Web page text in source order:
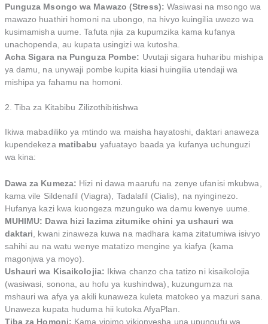
Punguza Msongo wa Mawazo (Stress): Wasiwasi na msongo wa
mawazo huathiri homoni na ubongo, na hivyo kuingilia uwezo wa
kusimamisha uume. Tafuta njia za kupumzika kama kufanya
unachopenda, au kupata usingizi wa kutosha.
Acha Sigara na Punguza Pombe: Uvutaji sigara huharibu mishipa
ya damu, na unywaji pombe kupita kiasi huingilia utendaji wa
mishipa ya fahamu na homoni.
2. Tiba za Kitabibu Zilizothibitishwa
Ikiwa mabadiliko ya mtindo wa maisha hayatoshi, daktari anaweza
kupendekeza matibabu yafuatayo baada ya kufanya uchunguzi
wa kina:
Dawa za Kumeza: Hizi ni dawa maarufu na zenye ufanisi mkubwa,
kama vile Sildenafil (Viagra), Tadalafil (Cialis), na nyinginezo.
Hufanya kazi kwa kuongeza mzunguko wa damu kwenye uume.
MUHIMU: Dawa hizi lazima zitumike chini ya ushauri wa
daktari , kwani zinaweza kuwa na madhara kama zitatumiwa isivyo
sahihi au na watu wenye matatizo mengine ya kiafya (kama
magonjwa ya moyo).
Ushauri wa Kisaikolojia: Ikiwa chanzo cha tatizo ni kisaikolojia
(wasiwasi, sonona, au hofu ya kushindwa), kuzungumza na
mshauri wa afya ya akili kunaweza kuleta matokeo ya mazuri sana.
Unaweza kupata huduma hii kutoka AfyaPlan.
Tiba za Homoni: Kama vipimo vikionyesha una upungufu wa